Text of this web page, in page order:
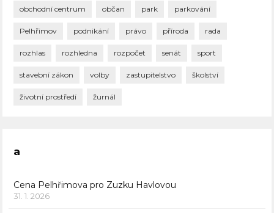
obchodní centrum občan park parkování
Pelhřimov podnikání právo příroda rada
rozhlas rozhledna rozpočet senát sport
stavební zákon volby zastupitelstvo školství
životní prostředí žurnál
a
Cena Pelhřimova pro Zuzku Havlovou
31. 1. 2026